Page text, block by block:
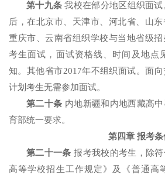
第十九条 我校在部分地区组织面
后，在北京市、天津市、河北省、山东
重庆市、云南省组织学校与当地省级
考生面试，面试资格线、时间及地点
知。其他省市2017年不组织面试。面
计划考生无需参加面试。
第二十条 内地新疆和内地西藏高
育部统一要求。
第四章 报考条
第二十一条 报考我校的考生，除
高等学校招生工作规定》及《普通高